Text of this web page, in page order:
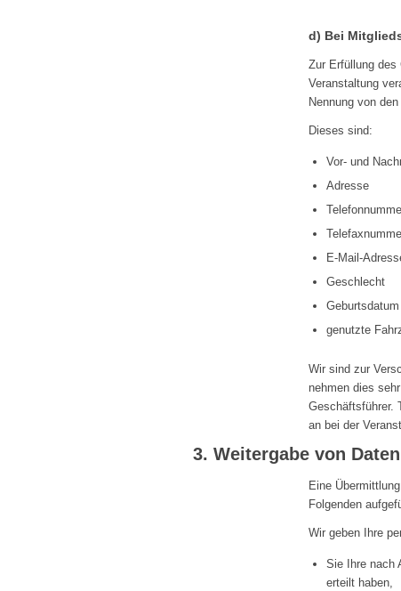
d) Bei
Zur Erfüllung des
Veranstaltung
Nennung von
Dieses sind:
Vor- und
Adresse
E-Mail-
Geschlecht
Geburtsdatum
genutzte
Wir sind zur
nehmen dies
Geschäftsführer.
an bei der
3. Weitergabe von Daten
Eine
Folgenden
Wir geben Ihre
Sie Ihre nach
erteilt haben,